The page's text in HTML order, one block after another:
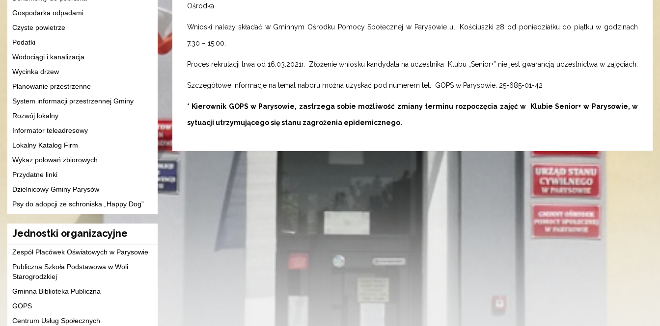
Gospodarka odpadami
Czyste powietrze
Podatki
Wodociągi i kanalizacja
Wycinka drzew
Planowanie przestrzenne
System informacji przestrzennej Gminy
Rozwój lokalny
Informator teleadresowy
Lokalny Katalog Firm
Wykaz polowań zbiorowych
Przydatne linki
Dzielnicowy Gminy Parysów
Psy do adopcji ze schroniska „Happy Dog”
Jednostki organizacyjne
Zespół Placówek Oświatowych w Parysowie
Publiczna Szkoła Podstawowa w Woli
Starogrodzkiej
Gminna Biblioteka Publiczna
GOPS
Centrum Usług Społecznych
Ośrodka.
Wnioski należy składać w Gminnym Ośrodku Pomocy Społecznej w Parysowie ul. Kościuszki 28 od poniedziałku do piątku w godzinach
7.30 – 15.00.
Proces rekrutacji trwa od 16.03.2021r. Złożenie wniosku kandydata na uczestnika Klubu „Senior+” nie jest gwarancją uczestnictwa w zajęciach.
Szczegółowe informacje na temat naboru można uzyskać pod numerem tel. GOPS w Parysowie: 25-685-01-42
* Kierownik GOPS w Parysowie, zastrzega sobie możliwość zmiany terminu rozpoczęcia zajęć w Klubie Senior+ w Parysowie, w
sytuacji utrzymującego się stanu zagrożenia epidemicznego.